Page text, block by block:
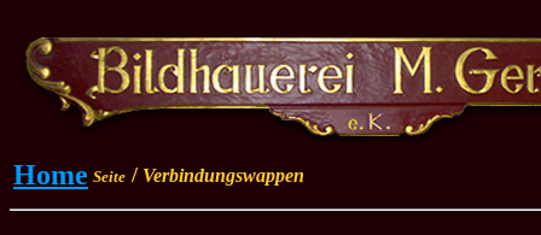
Home Seite / Verbindungswappen